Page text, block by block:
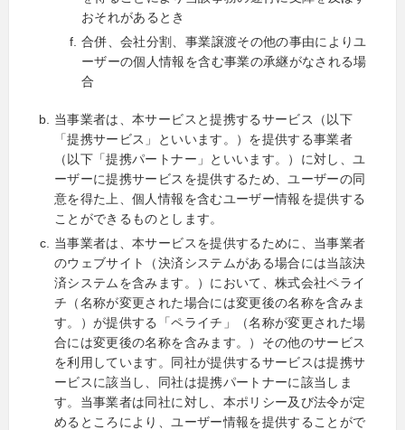
おそれがあるとき
合併、会社分割、事業譲渡その他の事由によりユ
ーザーの個人情報を含む事業の承継がなされる場
合
当事業者は、本サービスと提携するサービス（以下
「提携サービス」といいます。）を提供する事業者
（以下「提携パートナー」といいます。）に対し、ユ
ーザーに提携サービスを提供するため、ユーザーの同
意を得た上、個人情報を含むユーザー情報を提供する
ことができるものとします。
当事業者は、本サービスを提供するために、当事業者
のウェブサイト（決済システムがある場合には当該決
済システムを含みます。）において、株式会社ペライ
チ（名称が変更された場合には変更後の名称を含みま
す。）が提供する「ペライチ」（名称が変更された場
合には変更後の名称を含みます。）その他のサービス
を利用しています。同社が提供するサービスは提携サ
ービスに該当し、同社は提携パートナーに該当しま
す。当事業者は同社に対し、本ポリシー及び法令が定
めるところにより、ユーザー情報を提供することがで